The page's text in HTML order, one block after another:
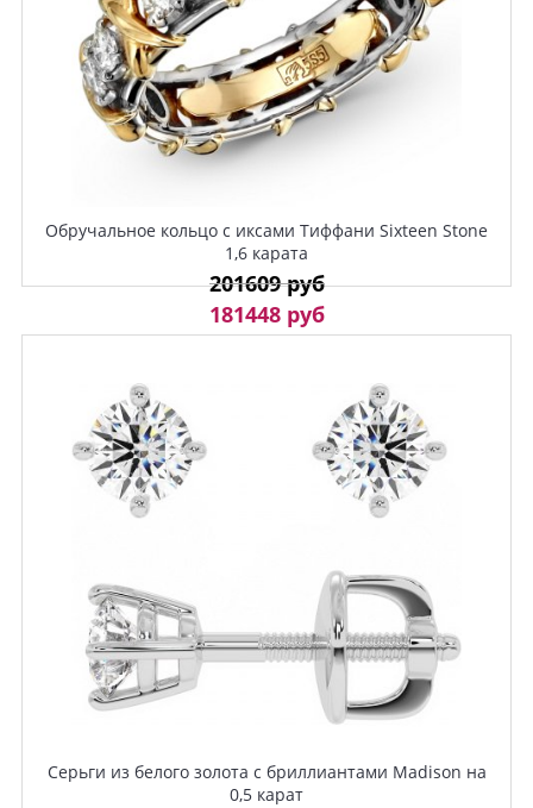
Обручальное кольцо с иксами Тиффани Sixteen Stone
1,6 карата
201609 руб
181448 руб
Серьги из белого золота с бриллиантами Madison на
0,5 карат